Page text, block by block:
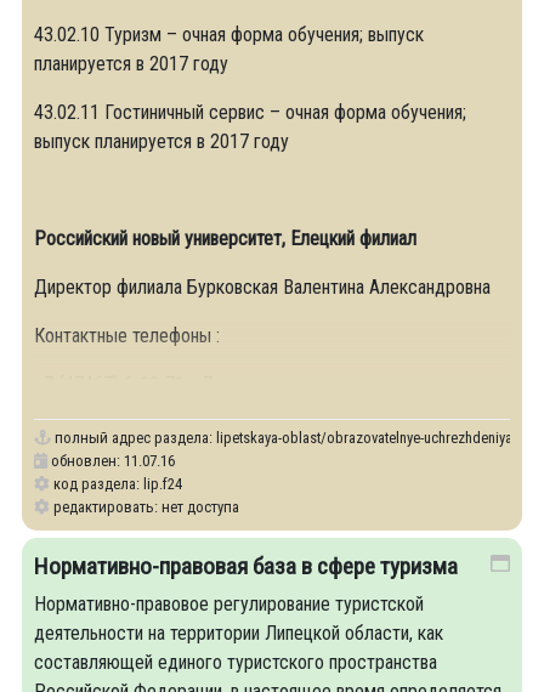
43.02.10 Туризм – очная форма обучения; выпуск
планируется в 2017 году
43.02.11 Гостиничный сервис – очная форма обучения;
выпуск планируется в 2017 году
Российский новый университет, Елецкий филиал
Директор филиала Бурковская Валентина Александровна
Контактные телефоны :
полный адрес раздела: lipetskaya-oblast/obrazovatelnye-uchrezhdeniya-v-
обновлен: 11.07.16
код раздела: lip.f24
редактировать: нет доступа
Нормативно-правовая база в сфере туризма
Нормативно-правовое регулирование туристской
деятельности на территории Липецкой области, как
составляющей единого туристского пространства